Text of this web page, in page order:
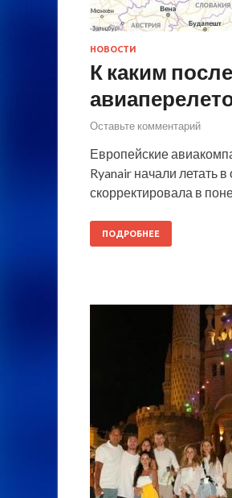
НОВОСТИ
К каким
Оставьте комментарий
Европейские
Ryanair начали летать
скорректировала в
ПОДРОБНЕЕ